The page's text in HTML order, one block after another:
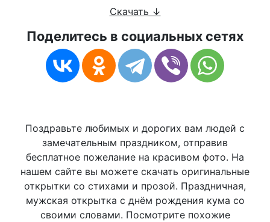
Скачать ↓
Поделитесь в социальных сетях
Поздравьте любимых и дорогих вам людей с
замечательным праздником, отправив
бесплатное пожелание на красивом фото. На
нашем сайте вы можете скачать оригинальные
открытки со стихами и прозой. Праздничная,
мужская открытка с днём рождения кума со
своими словами. Посмотрите похожие